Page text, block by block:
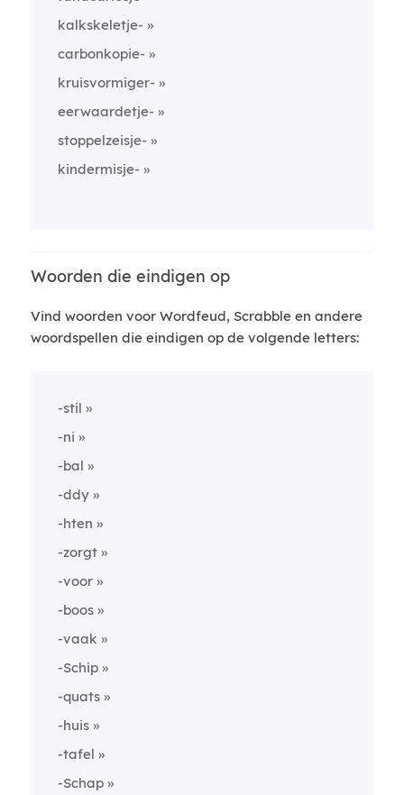
kalkskeletje-
carbonkopie-
kruisvormiger-
eerwaardetje-
stoppelzeisje-
kindermisje-
Woorden die eindigen op
Vind woorden voor Wordfeud, Scrabble en andere
woordspellen die eindigen op de volgende letters:
-stil
-ni
-bal
-ddy
-hten
-zorgt
-voor
-boos
-vaak
-Schip
-quats
-huis
-tafel
-Schap